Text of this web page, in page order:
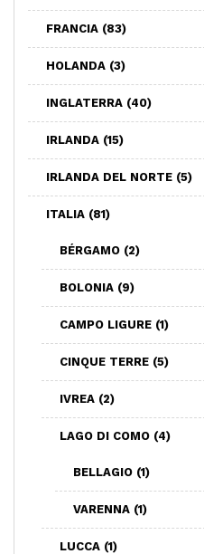
FRANCIA (83)
HOLANDA (3)
INGLATERRA (40)
IRLANDA (15)
IRLANDA DEL NORTE (5)
ITALIA (81)
BÉRGAMO (2)
BOLONIA (9)
CAMPO LIGURE (1)
CINQUE TERRE (5)
IVREA (2)
LAGO DI COMO (4)
BELLAGIO (1)
VARENNA (1)
LUCCA (1)